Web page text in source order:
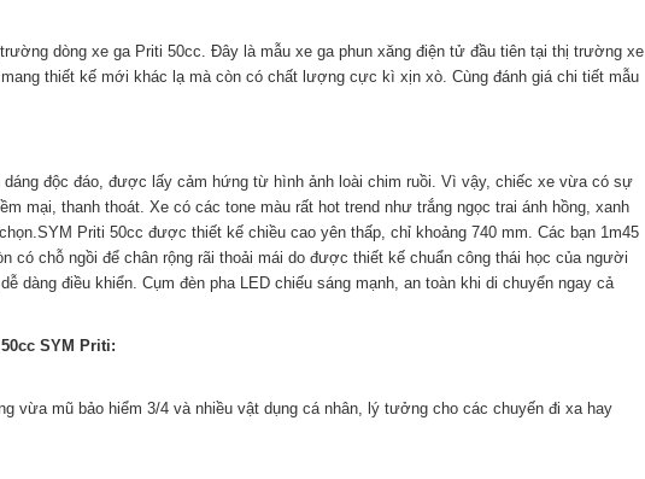
dòng xe ga Priti 50cc. Đây là mẫu xe ga phun xăng điện tử đầu tiên tại thị trường xe
thiết kế mới khác lạ mà còn có chất lượng cực kì xịn xò. Cùng đánh giá chi tiết mẫu
độc đáo, được lấy cảm hứng từ hình ảnh loài chim ruồi. Vì vậy, chiếc xe vừa có sự
mại, thanh thoát. Xe có các tone màu rất hot trend như trắng ngọc trai ánh hồng, xanh
Priti 50cc được thiết kế chiều cao yên thấp, chỉ khoảng 740 mm. Các bạn 1m45
có chỗ ngồi để chân rộng rãi thoải mái do được thiết kế chuẩn công thái học của người
dàng điều khiển. Cụm đèn pha LED chiếu sáng mạnh, an toàn khi di chuyển ngay cả
SYM Priti:
vừa mũ bảo hiểm 3/4 và nhiều vật dụng cá nhân, lý tưởng cho các chuyến đi xa hay